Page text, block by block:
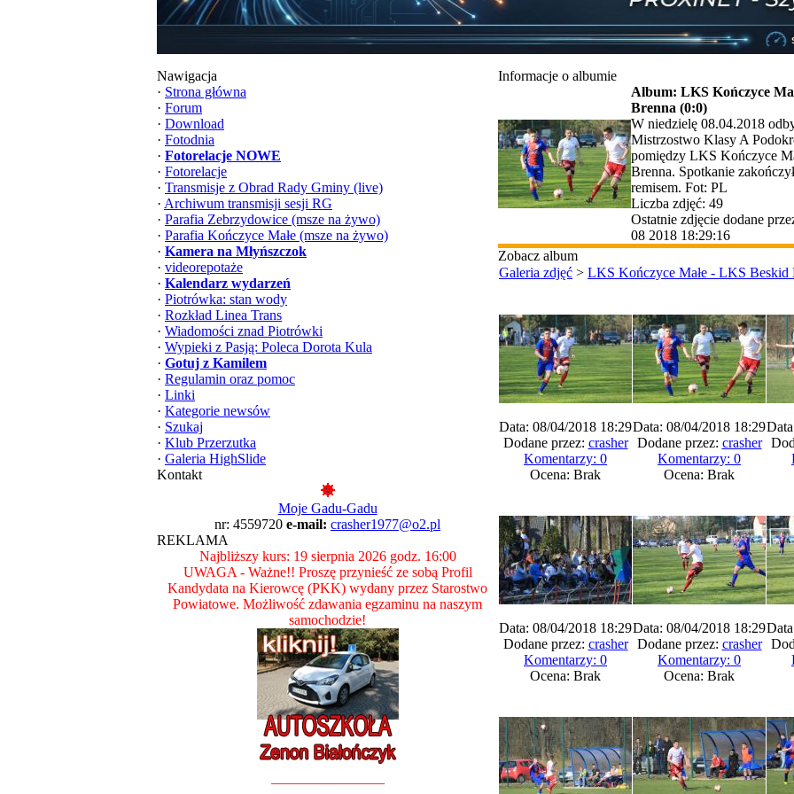
Nawigacja
· Strona główna
· Forum
· Download
· Fotodnia
· Fotorelacje NOWE
· Fotorelacje
· Transmisje z Obrad Rady Gminy (live)
· Archiwum transmisji sesji RG
· Parafia Zebrzydowice (msze na żywo)
· Parafia Kończyce Małe (msze na żywo)
· Kamera na Młyńszczok
· videorepotaże
· Kalendarz wydarzeń
· Piotrówka: stan wody
· Rozkład Linea Trans
· Wiadomości znad Piotrówki
· Wypieki z Pasją: Poleca Dorota Kula
· Gotuj z Kamilem
· Regulamin oraz pomoc
· Linki
· Kategorie newsów
· Szukaj
· Klub Przerzutka
· Galeria HighSlide
Kontakt
Moje Gadu-Gadu
nr: 4559720 e-mail: crasher1977@o2.pl
REKLAMA
Najbliższy kurs: 19 sierpnia 2026 godz. 16:00
UWAGA - Ważne!! Proszę przynieść ze sobą Profil
Kandydata na Kierowcę (PKK) wydany przez Starostwo
Powiatowe. Możliwość zdawania egzaminu na naszym
samochodzie!
Informacje o albumie
Album: LKS Kończyce
Brenna (0:0)
W niedzielę 08.04.2018
Mistrzostwo Klasy A
pomiędzy LKS Kończyce
Brenna. Spotkanie
remisem. Fot: PL
Liczba zdjęć: 49
Ostatnie zdjęcie dodane
08 2018 18:29:16
Zobacz album
Galeria zdjęć > LKS Kończyce Małe - LKS Beskid
Data: 08/04/2018 18:29
Dodane przez: crasher
Komentarzy: 0
Ocena: Brak
Data: 08/04/2018 18:29
Dodane przez: crasher
Komentarzy: 0
Ocena: Brak
Data: 08/04/2018 18:29
Dodane przez: crasher
Komentarzy: 0
Ocena: Brak
Data: 08/04/2018 18:29
Dodane przez: crasher
Komentarzy: 0
Ocena: Brak